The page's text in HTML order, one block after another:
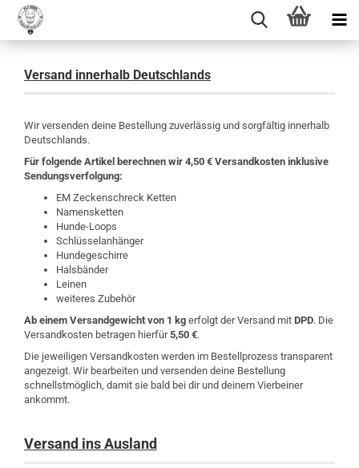
Versand innerhalb Deutschlands
Wir versenden deine Bestellung zuverlässig und sorgfältig innerhalb
Deutschlands.
Für folgende Artikel berechnen wir 4,50 € Versandkosten inklusive
Sendungsverfolgung:
EM Zeckenschreck Ketten
Namensketten
Hunde-Loops
Schlüsselanhänger
Hundegeschirre
Halsbänder
Leinen
weiteres Zubehör
Ab einem Versandgewicht von 1 kg erfolgt der Versand mit DPD. Die
Versandkosten betragen hierfür5,50 €.
Die jeweiligen Versandkosten werden im Bestellprozess transparent
angezeigt. Wir bearbeiten und versenden deine Bestellung
schnellstmöglich, damit sie bald bei dir und deinem Vierbeiner
ankommt.
Versand ins Ausland